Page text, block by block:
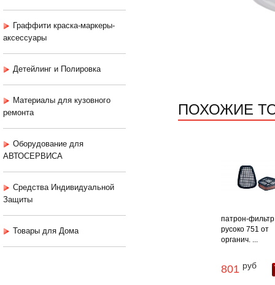
Граффити краска-маркеры-
аксессуары
Детейлинг и Полировка
Материалы для кузовного
ремонта
Оборудование для
АВТОСЕРВИСА
Средства Индивидуальной
Защиты
Товары для Дома
ПОХОЖИЕ
патрон-фильтр
русоко 751 от
органич. ...
801 руб